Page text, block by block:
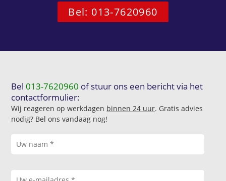
Bel: 013-7620960
Bel013-7620960 of stuur ons een bericht via het
contactformulier:
Wij reageren op werkdagen binnen 24 uur. Gratis advies
nodig? Bel ons vandaag nog!